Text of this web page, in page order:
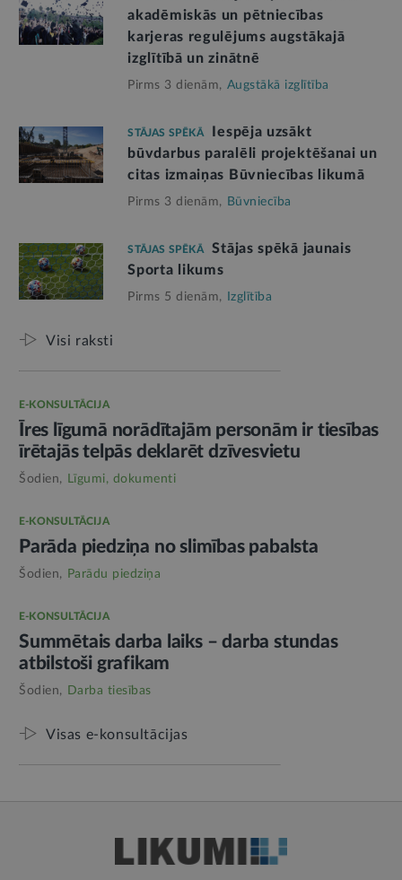
akadēmiskās un pētniecības
karjeras regulējums augstākajā
izglītībā un zinātnē
Pirms 3 dienām, Augstākā izglītība
STĀJAS SPĒKĀ
Iespēja uzsākt
būvdarbus paralēli projektēšanai un
citas izmaiņas Būvniecības likumā
Pirms 3 dienām, Būvniecība
STĀJAS SPĒKĀ
Stājas spēkā jaunais
Sporta likums
Pirms 5 dienām, Izglītība
Visi raksti
E-KONSULTĀCIJA
Īres līgumā norādītajām personām ir tiesības
īrētajās telpās deklarēt dzīvesvietu
Šodien, Līgumi, dokumenti
E-KONSULTĀCIJA
Parāda piedziņa no slimības pabalsta
Šodien, Parādu piedziņa
E-KONSULTĀCIJA
Summētais darba laiks – darba stundas
atbilstoši grafikam
Šodien, Darba tiesības
Visas e-konsultācijas